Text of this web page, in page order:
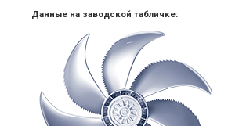
Данные на заводской табличке: